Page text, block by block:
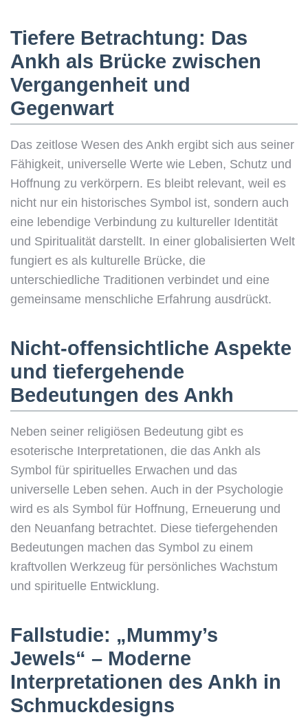
Tiefere Betrachtung: Das
Ankh als Brücke zwischen
Vergangenheit und
Gegenwart
Das zeitlose Wesen des Ankh ergibt sich aus seiner
Fähigkeit, universelle Werte wie Leben, Schutz und
Hoffnung zu verkörpern. Es bleibt relevant, weil es
nicht nur ein historisches Symbol ist, sondern auch
eine lebendige Verbindung zu kultureller Identität
und Spiritualität darstellt. In einer globalisierten Welt
fungiert es als kulturelle Brücke, die
unterschiedliche Traditionen verbindet und eine
gemeinsame menschliche Erfahrung ausdrückt.
Nicht-offensichtliche Aspekte
und tiefergehende
Bedeutungen des Ankh
Neben seiner religiösen Bedeutung gibt es
esoterische Interpretationen, die das Ankh als
Symbol für spirituelles Erwachen und das
universelle Leben sehen. Auch in der Psychologie
wird es als Symbol für Hoffnung, Erneuerung und
den Neuanfang betrachtet. Diese tiefergehenden
Bedeutungen machen das Symbol zu einem
kraftvollen Werkzeug für persönliches Wachstum
und spirituelle Entwicklung.
Fallstudie: „Mummy’s
Jewels“ – Moderne
Interpretationen des Ankh in
Schmuckdesigns